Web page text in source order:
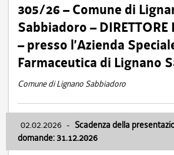
305/26 – Comune di
Sabbiadoro – DIRETTORE
– presso l’Azienda
Farmaceutica di Lignano
Comune di Lignano Sabbiadoro
02.02.2026 - Scadenza della
domande: 31.12.2026